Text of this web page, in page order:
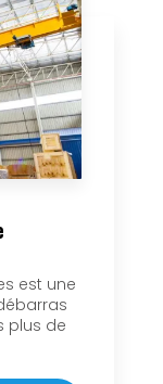
est une
plus de